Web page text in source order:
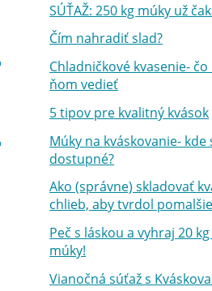
SÚŤAŽ: 250 kg múky už
Čím nahradiť slad?
Chladničkové kvasenie-
ňom vedieť
5 tipov pre kvalitný kvások
Múky na kváskovanie- kde
dostupné?
Ako (správne) skladovať
chlieb, aby tvrdol
Peč s láskou a vyhraj 20
múky!
Vianočná súťaž s